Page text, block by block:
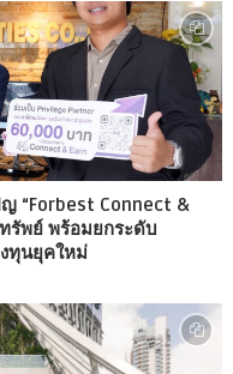
“Forbest Connect &
รัพย์ พร้อมยกระดับ
ทุนยุคใหม่